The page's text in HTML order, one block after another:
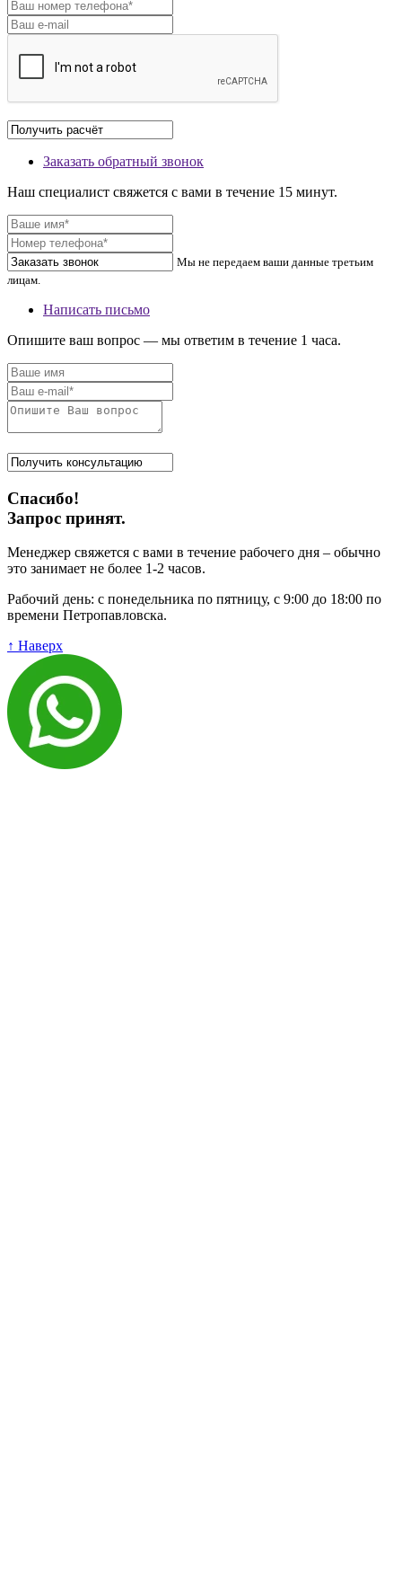
Заказать обратный звонок
Наш специалист свяжется с вами в течение 15 минут.
Мы не передаем ваши данные третьим
лицам.
Написать письмо
Опишите ваш вопрос — мы ответим в течение 1 часа.
Спасибо!
Запрос принят.
Менеджер свяжется с вами в течение рабочего дня – обычно
это занимает не более 1-2 часов.
Рабочий день: с понедельника по пятницу, с 9:00 до 18:00 по
времени Петропавловска.
↑ Наверх